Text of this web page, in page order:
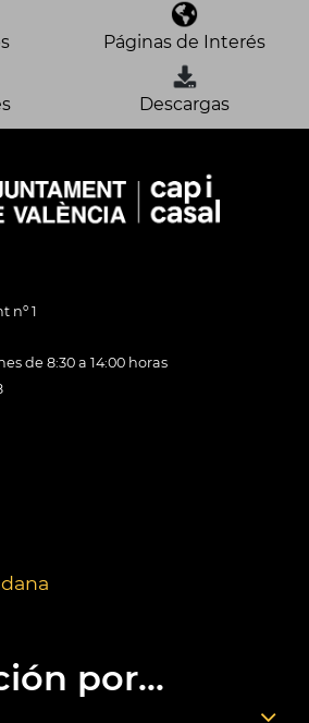
Páginas de Interés
Descargas
nº 1
de 8:30 a 14:00 horas
por...